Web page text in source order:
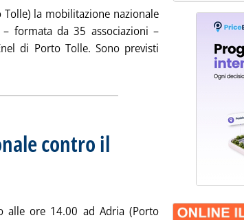
la mobilitazione nazionale
formata da 35 associazioni –
di Porto Tolle. Sono previsti
tutta la notizia: 'Al via la mobilitazione
contro il
alle ore 14.00 ad Adria (Porto